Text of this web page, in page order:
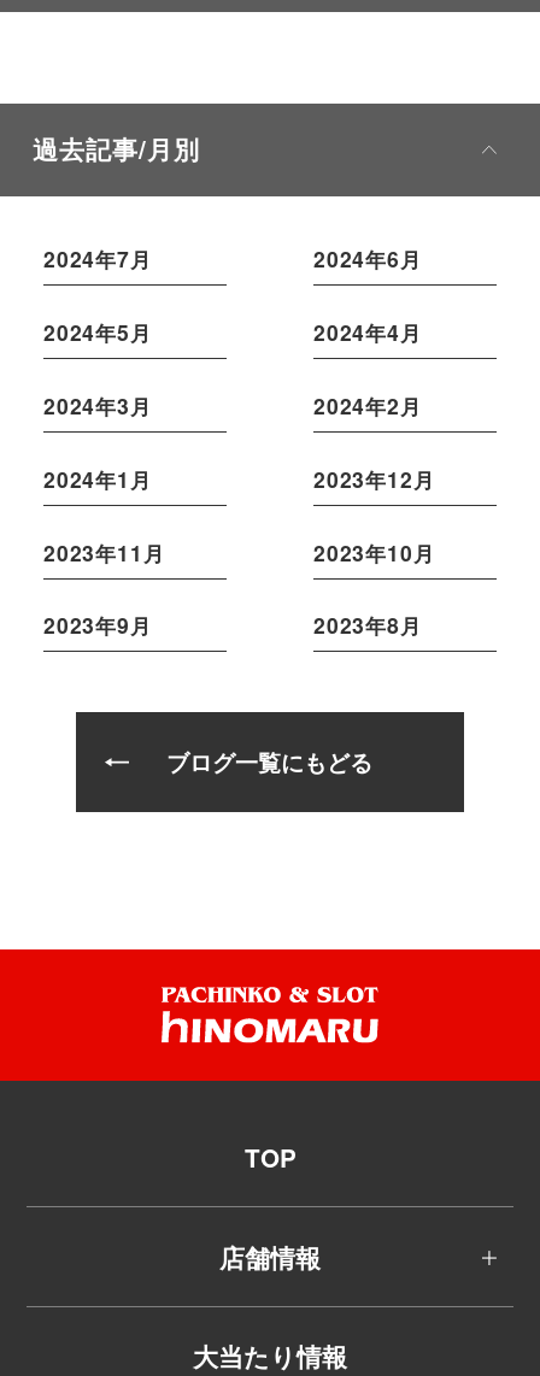
過去記事/月別
2024年7月 2024年6月
2024年5月 2024年4月
2024年3月 2024年2月
2024年1月 2023年12月
2023年11月 2023年10月
2023年9月 2023年8月
ブログ一覧にもどる
TOP
店舗情報
大当たり情報